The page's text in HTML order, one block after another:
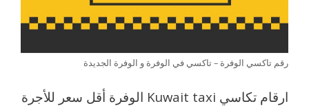
رقم تاكسي الوفرة – تاكسي في الوفرة و الوفرة الجديدة
ارقام تكاسي Kuwait taxi الوفرة أقل سعر للأجرة